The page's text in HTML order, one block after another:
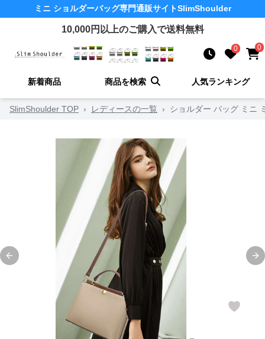
ミニ ショルダーバッグ専門通販サイトSlimShoulder
10,000円以上のご購入で送料無料
0 0
新着商品 商品を検索 人気ランキング
SlimShoulder TOP › レディースの一覧 › ショルダー バッグ ミニ
Previous slide